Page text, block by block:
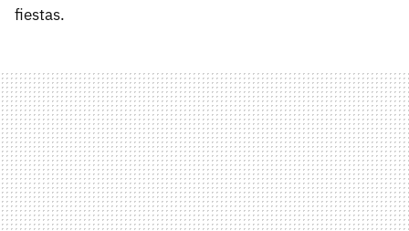
fiestas.